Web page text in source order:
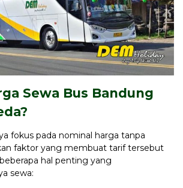
Sewa Bus Bandung
fokus pada nominal harga tanpa
faktor yang membuat tarif tersebut
hal penting yang
sewa: